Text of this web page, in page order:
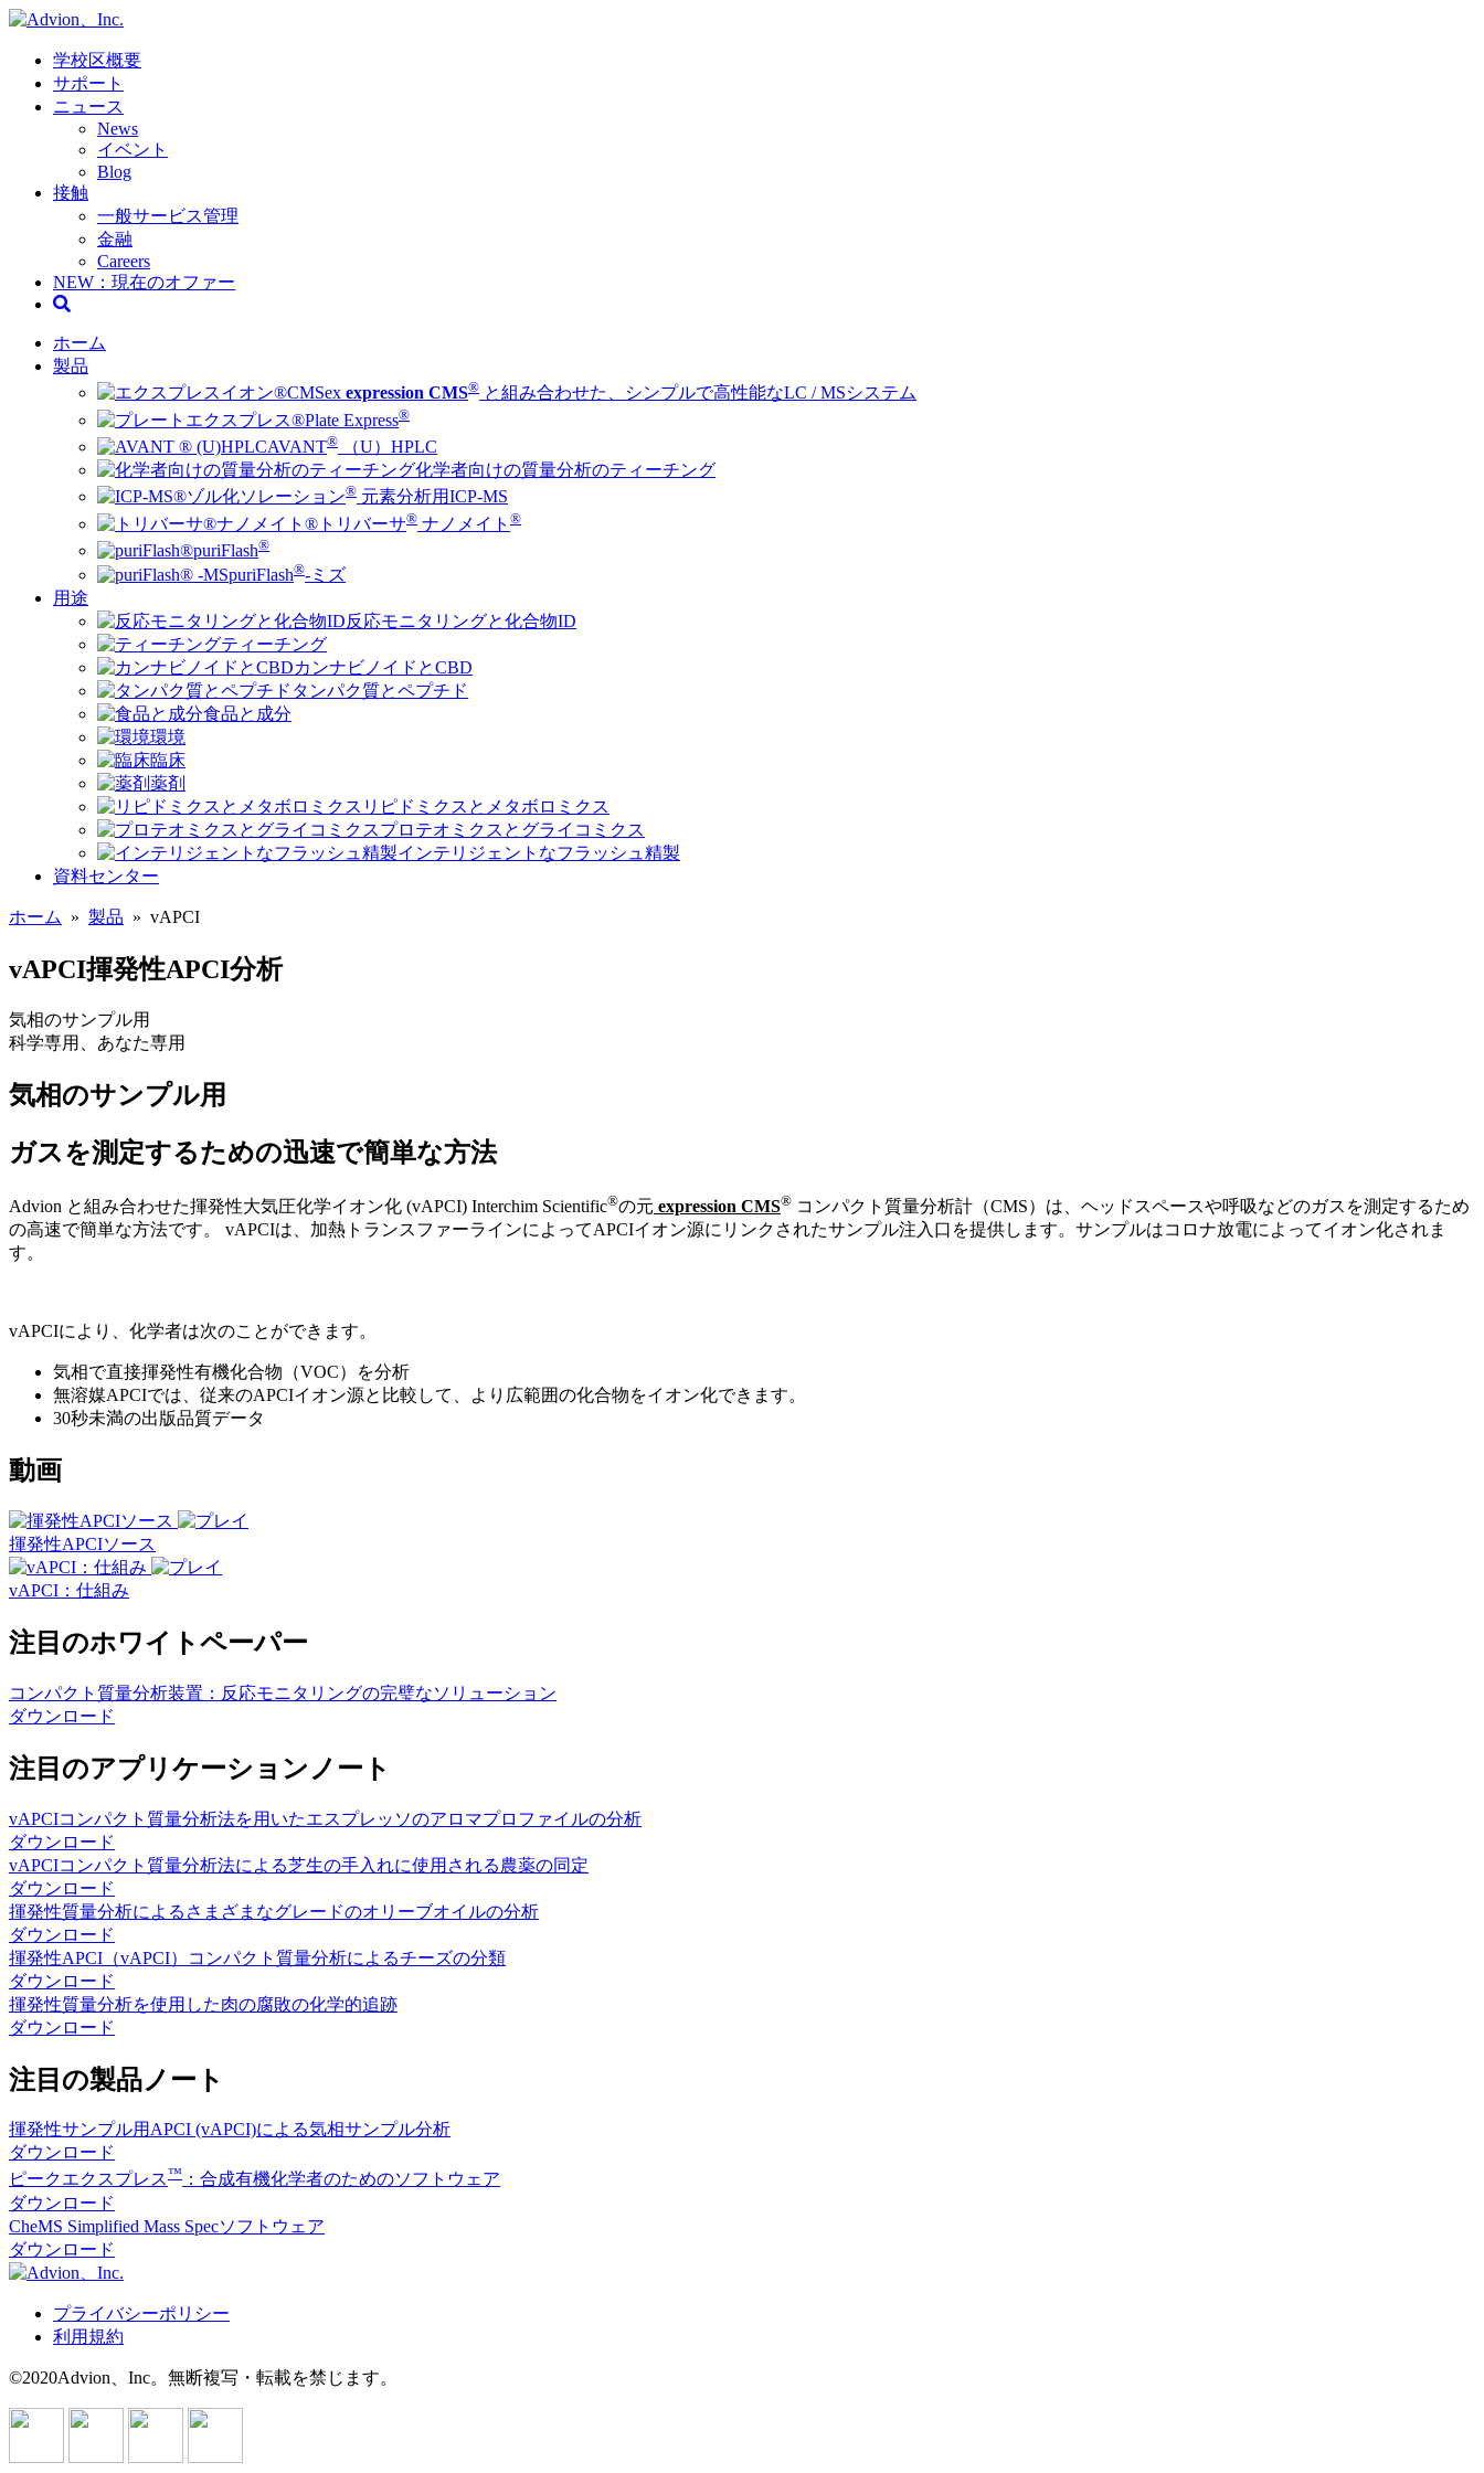
学校区概要
サポート
ニュース
News
イベント
Blog
接触
一般サービス管理
金融
Careers
NEW：現在のオファー
ホーム
製品
ex expression CMS® と組み合わせた、シンプルで高性能なLC / MSシステム
Plate Express®
AVANT® （U）HPLC
化学者向けの質量分析のティーチング
ソレーション® 元素分析用ICP-MS
トリバーサ® ナノメイト ®
puriFlash®
puriFlash®-ミズ
用途
反応モニタリングと化合物ID
ティーチング
カンナビノイドとCBD
タンパク質とペプチド
食品と成分
環境
臨床
薬剤
リピドミクスとメタボロミクス
プロテオミクスとグライコミクス
インテリジェントなフラッシュ精製
資料センター
ホーム » 製品 » vAPCI
vAPCI揮発性APCI分析
気相のサンプル用
科学専用、あなた専用
気相のサンプル用
ガスを測定するための迅速で簡単な方法
Advion と組み合わせた揮発性大気圧化学イオン化 (vAPCI) Interchim Scientific®の元 expression CMS® コンパクト質量分析計（CMS）は、ヘッドスペースや呼吸などのガスを測定するため
の高速で簡単な方法です。 vAPCIは、加熱トランスファーラインによってAPCIイオン源にリンクされたサンプル注入口を提供します。サンプルはコロナ放電によってイオン化されま
す。
vAPCIにより、化学者は次のことができます。
気相で直接揮発性有機化合物（VOC）を分析
無溶媒APCIでは、従来のAPCIイオン源と比較して、より広範囲の化合物をイオン化できます。
30秒未満の出版品質データ
動画
揮発性APCIソース
vAPCI：仕組み
注目のホワイトペーパー
コンパクト質量分析装置：反応モニタリングの完璧なソリューション
ダウンロード
注目のアプリケーションノート
vAPCIコンパクト質量分析法を用いたエスプレッソのアロマプロファイルの分析
ダウンロード
vAPCIコンパクト質量分析法による芝生の手入れに使用される農薬の同定
ダウンロード
揮発性質量分析によるさまざまなグレードのオリーブオイルの分析
ダウンロード
揮発性APCI（vAPCI）コンパクト質量分析によるチーズの分類
ダウンロード
揮発性質量分析を使用した肉の腐敗の化学的追跡
ダウンロード
注目の製品ノート
揮発性サンプル用APCI (vAPCI)による気相サンプル分析
ダウンロード
ピークエクスプレス™ ：合成有機化学者のためのソフトウェア
ダウンロード
CheMS Simplified Mass Specソフトウェア
ダウンロード
プライバシーポリシー
利用規約
©2020Advion、Inc。無断複写・転載を禁じます。